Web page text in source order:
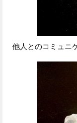
他人とのコミュニ